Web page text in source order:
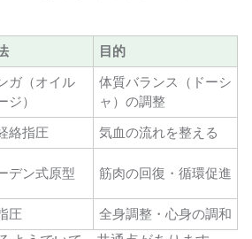
目的
ガ（オイル
ジ）
体質バランス（ドーシ
ャ）の調整
絡指圧
気血の流れを整える
デン式原型 筋肉の回復・循環促進
圧 全身調整・心身の調和